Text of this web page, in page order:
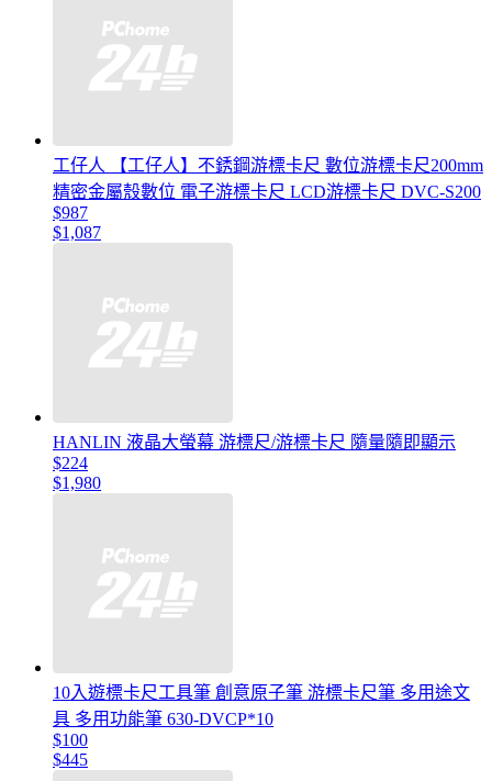
工仔人 【工仔人】不銹鋼游標卡尺 數位游標卡尺200mm
精密金屬殼數位 電子游標卡尺 LCD游標卡尺 DVC-S200
$987
$1,087
HANLIN 液晶大螢幕 游標尺/游標卡尺 隨量隨即顯示
$224
$1,980
10入遊標卡尺工具筆 創意原子筆 游標卡尺筆 多用途文
具 多用功能筆 630-DVCP*10
$100
$445